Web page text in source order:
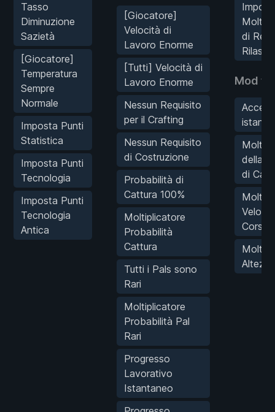
Tasso
Diminuzione
Sazietà
[Giocatore]
Temperatura
Sempre
Normale
Imposta Punti
Statistica
Imposta Punti
Tecnologia
Imposta Punti
Tecnologia
Antica
[Giocatore]
Velocità di
Lavoro Enorme
[Tutti] Velocità di
Lavoro Enorme
Nessun Requisito
per il Crafting
Nessun Requisito
di Costruzione
Probabilità di
Cattura 100%
Moltiplicatore
Probabilità
Cattura
Tutti i Pals sono
Rari
Moltiplicatore
Probabilità Pal
Rari
Progresso
Lavorativo
Istantaneo
di
Mod
della
di
Corsa